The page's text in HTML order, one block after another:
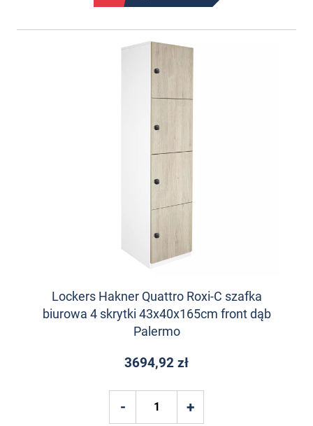
Lockers Hakner Quattro Roxi-C szafka
biurowa 4 skrytki 43x40x165cm front dąb
Palermo
3694,92 zł